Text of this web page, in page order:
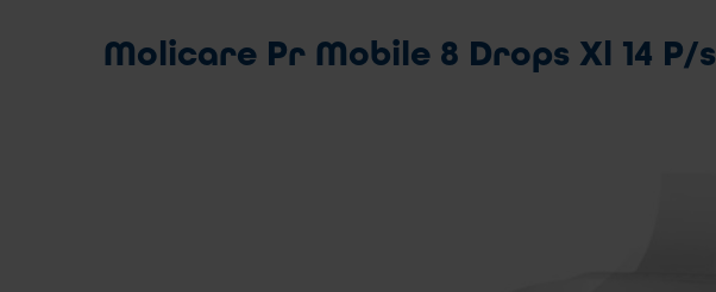
Molicare Pr Mobile 8 Drops Xl 14 P/s